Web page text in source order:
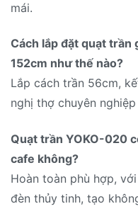
mái.
Cách lắp đặt quạt trần
152cm như thế nào?
Lắp cách trần 56cm,
nghị thợ chuyên
Quạt trần YOKO-020
cafe không?
Hoàn toàn phù hợp,
đèn thủy tinh, tạo